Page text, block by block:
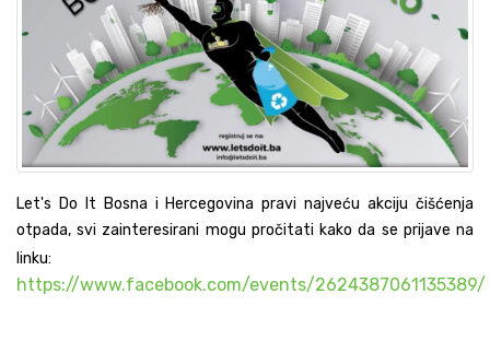
Let's Do It Bosna i Hercegovina pravi najveću akciju čišćenja
otpada, svi zainteresirani mogu pročitati kako da se prijave na
linku:
https://www.facebook.com/events/2624387061135389/